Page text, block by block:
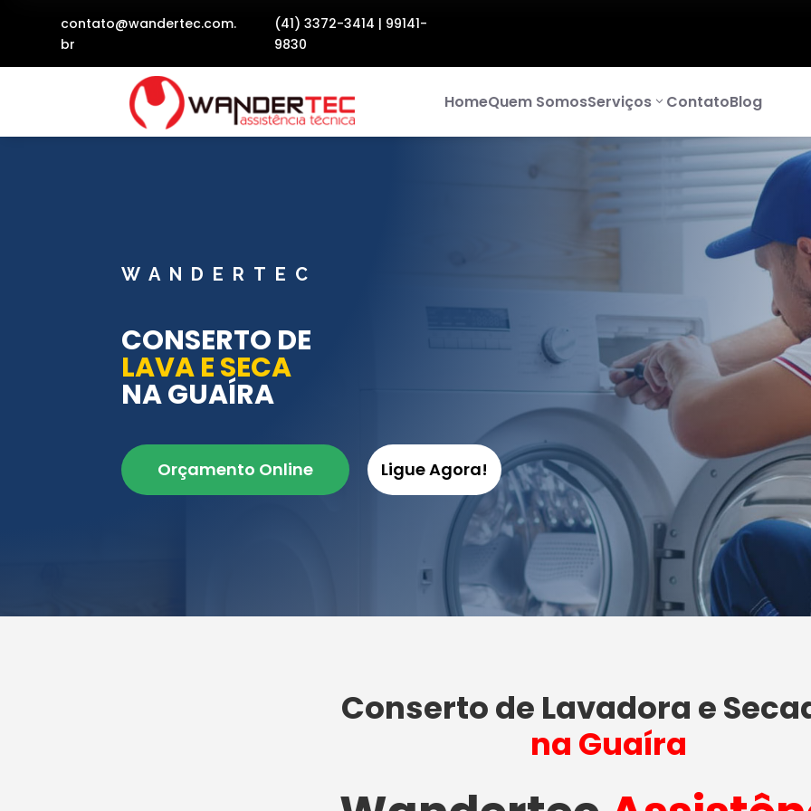
contato@wandertec.com.
br
(41) 3372-3414 | 99141-
9830
HomeQuem SomosServiços ContatoBlog
WANDERTEC
CONSERTO DE
LAVA E SECA
NA GUAÍRA
Orçamento Online Ligue Agora!
Conserto de Lavadora e
na Guaíra